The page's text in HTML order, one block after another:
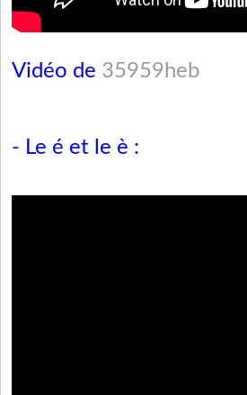
Vidéo de 35959heb
- Le é et le è :